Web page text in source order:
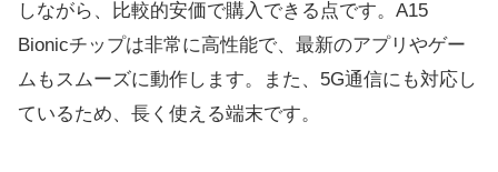
しながら、比較的安価で購入できる点です。A15
Bionicチップは非常に高性能で、最新のアプリやゲー
ムもスムーズに動作します。また、5G通信にも対応し
ているため、長く使える端末です。